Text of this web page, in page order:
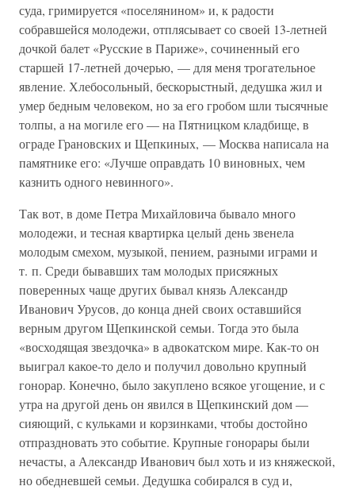
суда, гримируется «поселянином» и, к радости
собравшейся молодежи, отплясывает со своей 13-летней
дочкой балет «Русские в Париже», сочиненный его
старшей 17-летней дочерью, — для меня трогательное
явление. Хлебосольный, бескорыстный, дедушка жил и
умер бедным человеком, но за его гробом шли тысячные
толпы, а на могиле его — на Пятницком кладбище, в
ограде Грановских и Щепкиных, — Москва написала на
памятнике его: «Лучше оправдать 10 виновных, чем
казнить одного невинного».
Так вот, в доме Петра Михайловича бывало много
молодежи, и тесная квартирка целый день звенела
молодым смехом, музыкой, пением, разными играми и
т. п. Среди бывавших там молодых присяжных
поверенных чаще других бывал князь Александр
Иванович Урусов, до конца дней своих оставшийся
верным другом Щепкинской семьи. Тогда это была
«восходящая звездочка» в адвокатском мире. Как-то он
выиграл какое-то дело и получил довольно крупный
гонорар. Конечно, было закуплено всякое угощение, и с
утра на другой день он явился в Щепкинский дом —
сияющий, с кульками и корзинками, чтобы достойно
отпраздновать это событие. Крупные гонорары были
нечасты, а Александр Иванович был хоть и из княжеской,
но обедневшей семьи. Дедушка собирался в суд и,